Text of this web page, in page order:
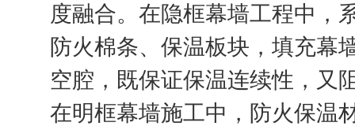
度融合。在隐框幕墙工程中，
防火棉条、保温板块，填充幕
空腔，既保证保温连续性，又
在明框幕墙施工中，防火保温